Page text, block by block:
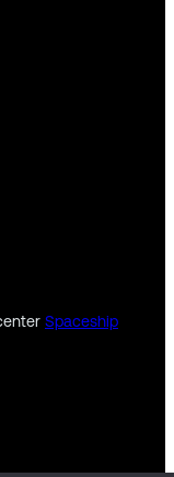
Spaceship